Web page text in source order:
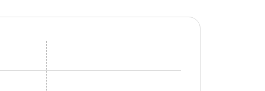
寻找优惠寻找优惠
disclaimer. 寻找优惠
offers-disclaimer. 寻找优惠
view-offers-disclaimer. 寻找优惠
cmp-view-offers-disclaimer. 寻找优惠
cmp-view-offers-disclaimer. 寻找优惠
cmp-view-offers-disclaimer. 寻找优惠
MEL–SUB: cmp-view-offers-disclaimer. 寻找优惠
MEL–SUB: cmp-view-offers-disclaimer. 寻找优惠